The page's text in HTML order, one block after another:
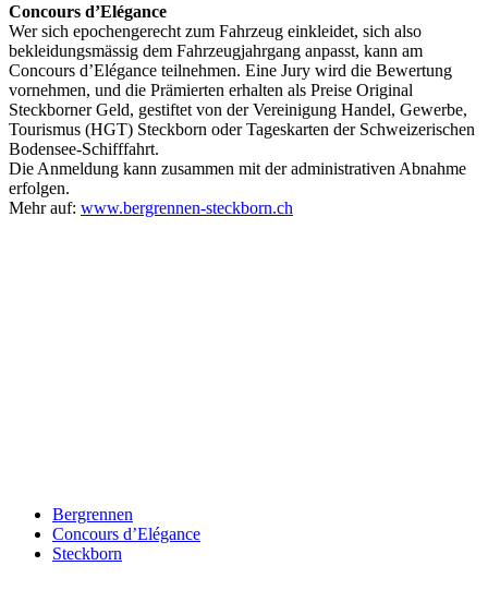
Concours d’Elégance
Wer sich epochengerecht zum Fahrzeug einkleidet, sich also
bekleidungsmässig dem Fahrzeugjahrgang anpasst, kann am
Concours d’Elégance teilnehmen. Eine Jury wird die Bewertung
vornehmen, und die Prämierten erhalten als Preise Original
Steckborner Geld, gestiftet von der Vereinigung Handel, Gewerbe,
Tourismus (HGT) Steckborn oder Tageskarten der Schweizerischen
Bodensee-Schifffahrt.
Die Anmeldung kann zusammen mit der administrativen Abnahme
erfolgen.
Mehr auf: www.bergrennen-steckborn.ch
Bergrennen
Concours d’Elégance
Steckborn